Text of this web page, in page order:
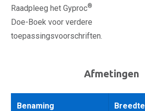
Raadpleeg het Gyproc®
Doe-Boek voor verdere
toepassingsvoorschriften.
Afmetingen
Benaming
Breedte